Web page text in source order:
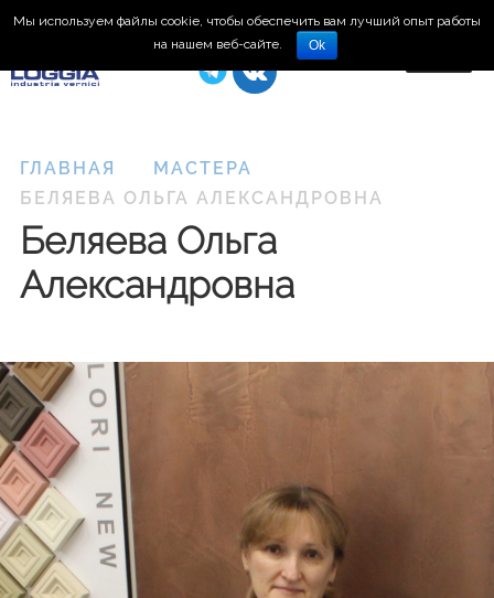
8 (495) 150-66-77
ГЛАВНАЯ
МАСТЕРА
БЕЛЯЕВА ОЛЬГА АЛЕКСАНДРОВНА
Беляева Ольга
Александровна
Мы используем файлы cookie, чтобы обеспечить вам лучший опыт работы
на нашем веб-сайте.
Ok